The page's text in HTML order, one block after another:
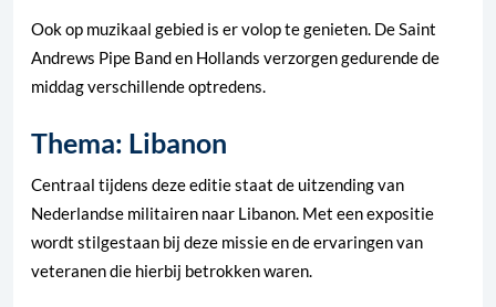
Ook op muzikaal gebied is er volop te genieten. De Saint
Andrews Pipe Band en Hollands verzorgen gedurende de
middag verschillende optredens.
Thema: Libanon
Centraal tijdens deze editie staat de uitzending van
Nederlandse militairen naar Libanon. Met een expositie
wordt stilgestaan bij deze missie en de ervaringen van
veteranen die hierbij betrokken waren.